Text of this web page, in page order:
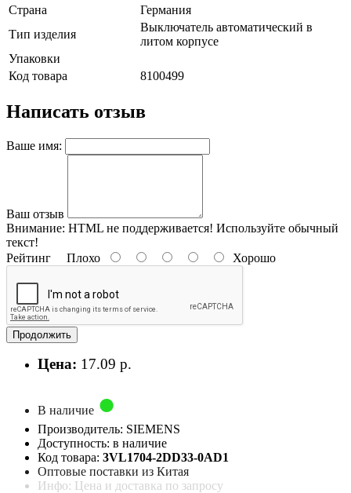
Страна
Германия
Тип изделия
Выключатель автоматический в
литом корпусе
Упаковки
Код товара
8100499
Написать отзыв
Ваше имя:
Ваш отзыв
Внимание: HTML не поддерживается! Используйте обычный
текст!
Рейтинг Плохо Хорошо
Продолжить
Цена: 17.09 р.
В наличие
Производитель: SIEMENS
Доступность: в наличие
Код товара: 3VL1704-2DD33-0AD1
Оптовые поставки из Китая
Инфо: Цена и доставка по запросу